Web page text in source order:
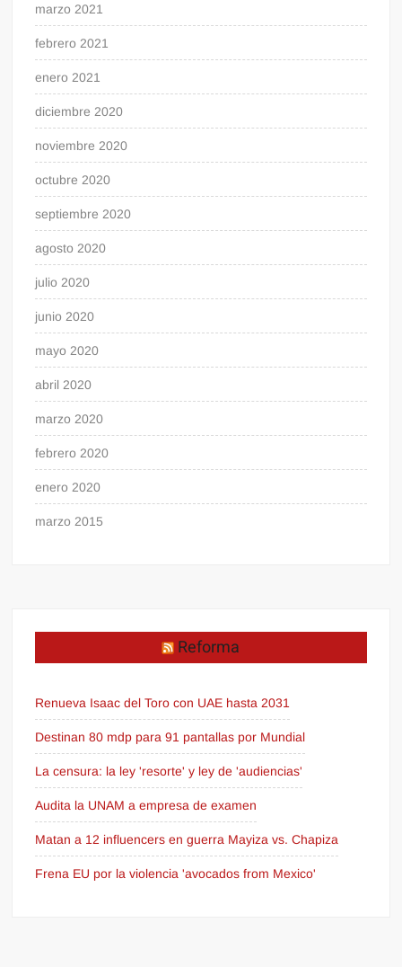
marzo 2021
febrero 2021
enero 2021
diciembre 2020
noviembre 2020
octubre 2020
septiembre 2020
agosto 2020
julio 2020
junio 2020
mayo 2020
abril 2020
marzo 2020
febrero 2020
enero 2020
marzo 2015
Reforma
Renueva Isaac del Toro con UAE hasta 2031
Destinan 80 mdp para 91 pantallas por Mundial
La censura: la ley 'resorte' y ley de 'audiencias'
Audita la UNAM a empresa de examen
Matan a 12 influencers en guerra Mayiza vs. Chapiza
Frena EU por la violencia 'avocados from Mexico'